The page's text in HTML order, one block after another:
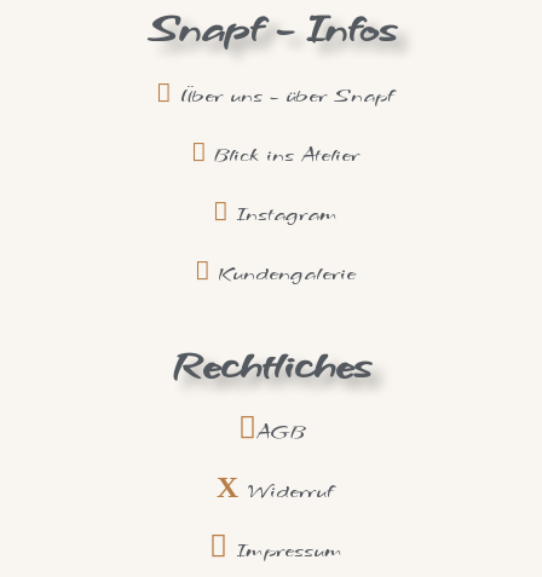
Snapf - Infos
Über uns - über Snapf
Blick ins Atelier
Instagram
Kundengalerie
Rechtliches
AGB
Widerruf
Impressum